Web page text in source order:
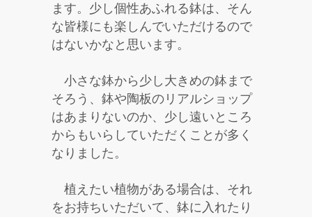
ます。少し個性あふれる鉢は、そん
な皆様にも楽しんでいただけるので
はないかなと思います。
小さな鉢から少し大きめの鉢まで
そろう、鉢や陶板のリアルショップ
はあまりないのか、少し遠いところ
からもいらしていただくことが多く
なりました。
植えたい植物がある場合は、それ
をお持ちいただいて、鉢に入れたり